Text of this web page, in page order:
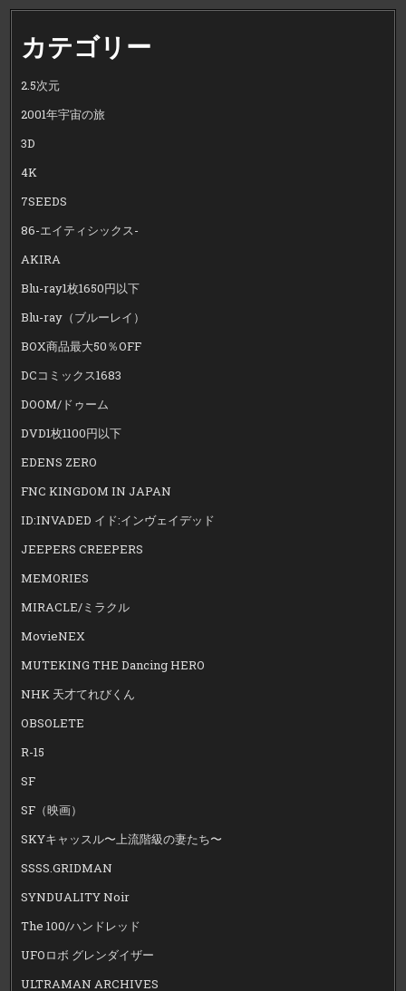
カテゴリー
2.5次元
2001年宇宙の旅
3D
4K
7SEEDS
86-エイティシックス-
AKIRA
Blu-ray1枚1650円以下
Blu-ray（ブルーレイ）
BOX商品最大50％OFF
DCコミックス1683
DOOM/ドゥーム
DVD1枚1100円以下
EDENS ZERO
FNC KINGDOM IN JAPAN
ID:INVADED イド:インヴェイデッド
JEEPERS CREEPERS
MEMORIES
MIRACLE/ミラクル
MovieNEX
MUTEKING THE Dancing HERO
NHK 天才てれびくん
OBSOLETE
R-15
SF
SF（映画）
SKYキャッスル〜上流階級の妻たち〜
SSSS.GRIDMAN
SYNDUALITY Noir
The 100/ハンドレッド
UFOロボ グレンダイザー
ULTRAMAN ARCHIVES